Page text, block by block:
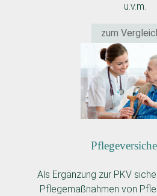
u.v.m.
zum
Als Ergänzung zur PKV
Pflegemaßnahmen von